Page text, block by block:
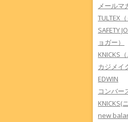
メールマ
TULTEX
SAFETY
ョガー）
KNICKS
カジメイ
EDWIN
コンバー
KNICKS(
new